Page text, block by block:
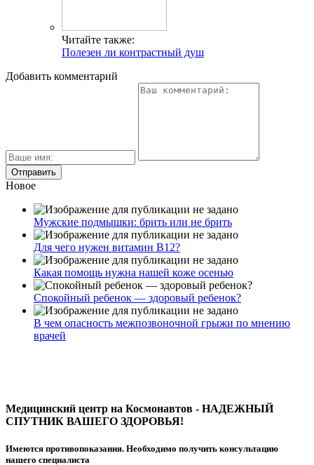
Читайте также:
Полезен ли контрастный душ
Добавить комментарий
Новое
Мужские подмышки: брить или не брить
Для чего нужен витамин В12?
Какая помощь нужна нашей коже осенью
Спокойный ребенок — здоровый ребенок?
В чем опасность межпозвоночной грыжи по мнению
врачей
Медицинский центр на Космонавтов - НАДЕЖНЫЙ
СПУТНИК ВАШЕГО ЗДОРОВЬЯ!
Имеются противопоказания. Необходимо получить консультацию
нашего специалиста